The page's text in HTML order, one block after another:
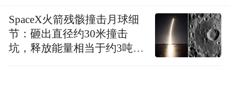
SpaceX火箭残骸撞击月球细
节：砸出直径约30米撞击
坑，释放能量相当于约3吨